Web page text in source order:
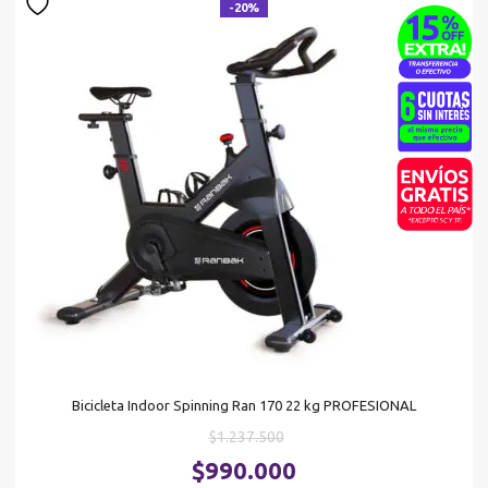
-20%
Bicicleta Indoor Spinning Ran 170 22 kg PROFESIONAL
$1.237.500El
precio
$990.000